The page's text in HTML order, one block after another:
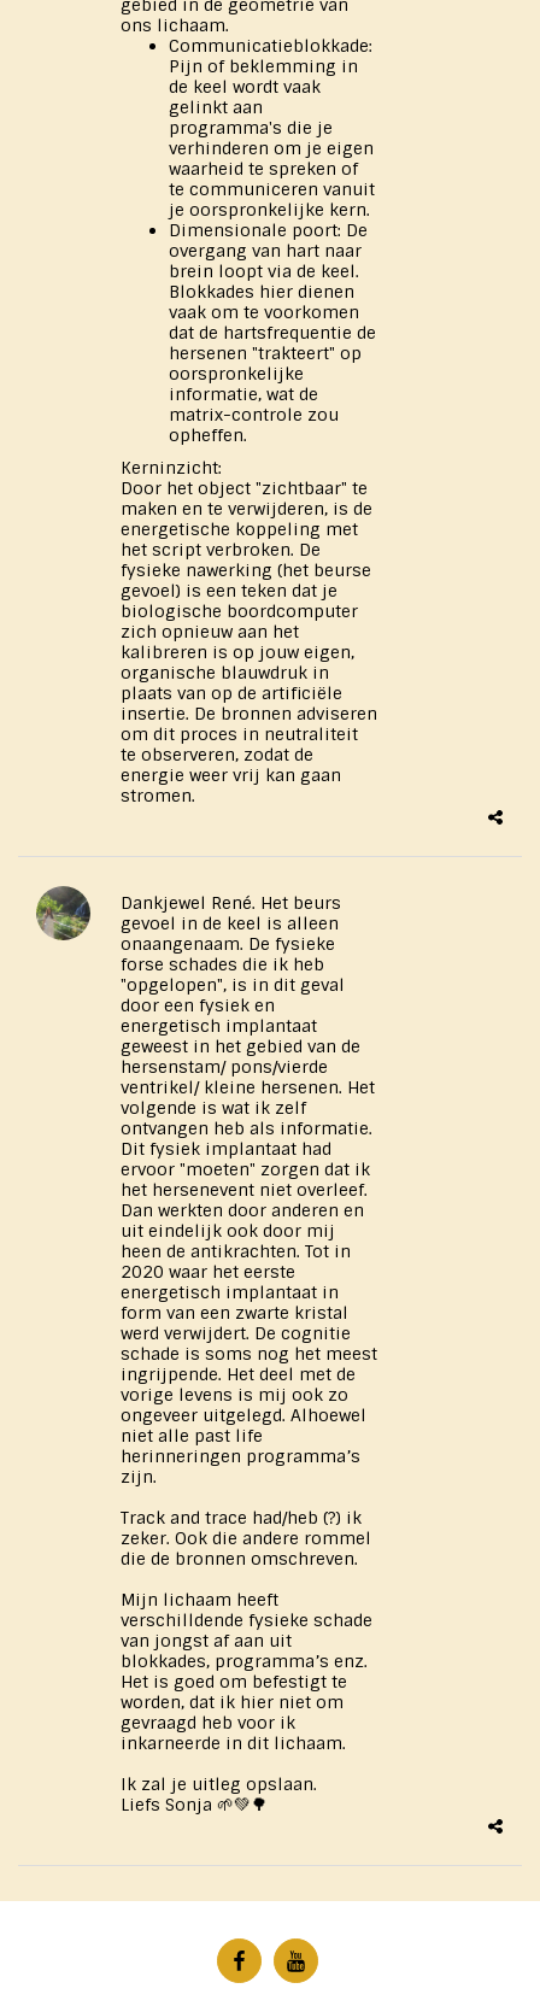
gebied in de geometrie van
ons lichaam.
Communicatieblokkade:
Pijn of beklemming in
de keel wordt vaak
gelinkt aan
programma's die je
verhinderen om je eigen
waarheid te spreken of
te communiceren vanuit
je oorspronkelijke kern.
Dimensionale poort: De
overgang van hart naar
brein loopt via de keel.
Blokkades hier dienen
vaak om te voorkomen
dat de hartsfrequentie de
hersenen "trakteert" op
oorspronkelijke
informatie, wat de
matrix-controle zou
opheffen.
Kerninzicht:
Door het object "zichtbaar" te
maken en te verwijderen, is de
energetische koppeling met
het script verbroken. De
fysieke nawerking (het beurse
gevoel) is een teken dat je
biologische boordcomputer
zich opnieuw aan het
kalibreren is op jouw eigen,
organische blauwdruk in
plaats van op de artificiële
insertie. De bronnen adviseren
om dit proces in neutraliteit
te observeren, zodat de
energie weer vrij kan gaan
stromen.
Dankjewel René. Het beurs
gevoel in de keel is alleen
onaangenaam. De fysieke
forse schades die ik heb
"opgelopen", is in dit geval
door een fysiek en
energetisch implantaat
geweest in het gebied van de
hersenstam/ pons/vierde
ventrikel/ kleine hersenen. Het
volgende is wat ik zelf
ontvangen heb als informatie.
Dit fysiek implantaat had
ervoor "moeten" zorgen dat ik
het hersenevent niet overleef.
Dan werkten door anderen en
uit eindelijk ook door mij
heen de antikrachten. Tot in
2020 waar het eerste
energetisch implantaat in
form van een zwarte kristal
werd verwijdert. De cognitie
schade is soms nog het meest
ingrijpende. Het deel met de
vorige levens is mij ook zo
ongeveer uitgelegd. Alhoewel
niet alle past life
herinneringen programma’s
zijn.
Track and trace had/heb (?) ik
zeker. Ook die andere rommel
die de bronnen omschreven.
Mijn lichaam heeft
verschilldende fysieke schade
van jongst af aan uit
blokkades, programma’s enz.
Het is goed om befestigt te
worden, dat ik hier niet om
gevraagd heb voor ik
inkarneerde in dit lichaam.
Ik zal je uitleg opslaan.
Liefs Sonja 🌱💚🌳